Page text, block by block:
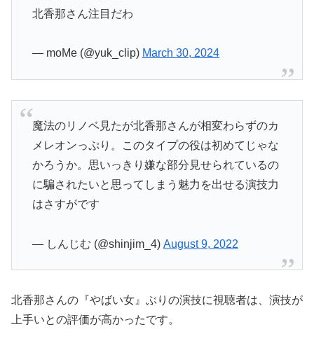
北香那さん注目だわ
— moMe (@yuk_clip) March 30, 2024
魔法のリノベ見たが北香那さんが相変わらずのカ
メレオンっぷり。このタイプの役は初めてじゃな
かろうか。思いっきり嫌な部分見せられているの
に騙されたいと思ってしまう魅力を出せる演技力
はさすがです
— しんじむ (@shinjim_4) August 9, 2022
北香那さんの『やばい女』ぶりの演技に視聴者は、演技が
上手いとの評価が高かったです。